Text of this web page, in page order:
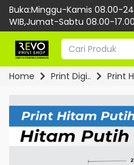
Buka:Minggu-Kamis 08.00-
WIB,Jumat-Sabtu 08.00-
Home Print Digi.. Print